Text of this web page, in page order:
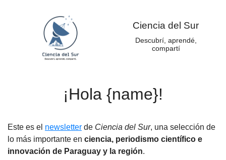
Ciencia del Sur
Descubrí, aprendé,
compartí
¡Hola {name}!
Este es el newsletter de Ciencia del Sur, una selección de
lo más importante en ciencia, periodismo científico e
innovación de Paraguay y la región.